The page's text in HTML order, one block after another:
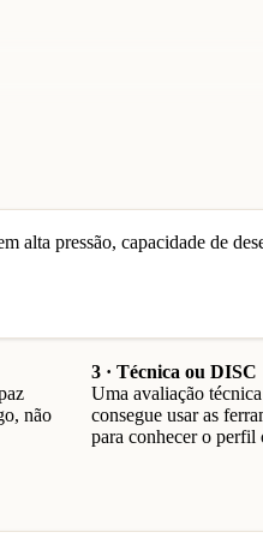
alta pressão, capacidade de
não
3 · Técnica ou DISC
Uma avaliação
consegue usar as
para conhecer o perfil